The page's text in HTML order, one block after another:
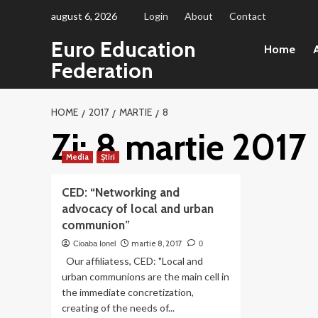
august 6, 2026 Login About Contact
Euro Education
Federation
Home
HOME 2017 MARTIE 8
Zi:8 martie 2017
Media Știri
CED: “Networking and
advocacy of local and urban
communion”
Cioaba Ionel martie 8, 2017 0
Our affiliatess, CED: "Local and
urban communions are the main cell in
the immediate concretization,
creating of the needs of...